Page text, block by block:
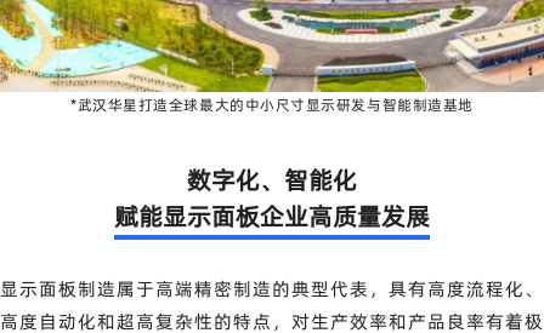
*武汉华星打造全球最大的中小尺寸显示研发与智能制造基地
数字化、智能化
赋能显示面板企业高质量发展
显示面板制造属于高端精密制造的典型代表，具有高度流程化、
高度自动化和超高复杂性的特点，对生产效率和产品良率有着极